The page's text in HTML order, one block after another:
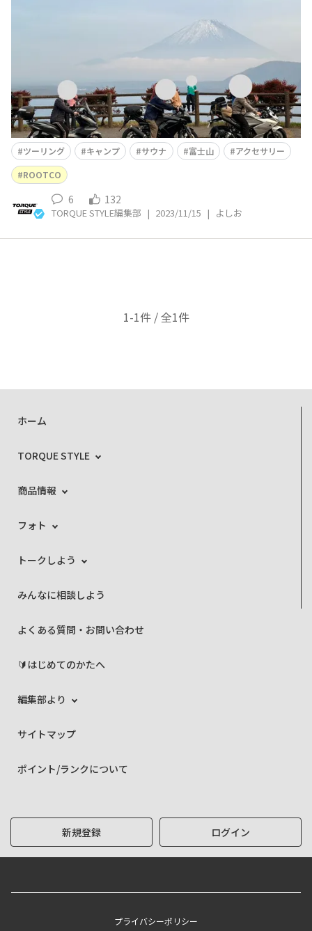
ました！行きは5Gを、帰りはG06をナビとして活用しま
した。やっぱり長距離ツーリングではTORQUEをナビに使
たので、バイクを停めて
ツーリング キャンプ サウナ 富士山
アクセサリー
ROOTCO
6 132
TORQUE STYLE編集部 | 2023/11/15 | よしお
1-1件 / 全1件
ホーム
TORQUE STYLE
商品情報
フォト
トークしよう
みんなに相談しよう
よくある質問・お問い合わせ
🔰はじめてのかたへ
編集部より
サイトマップ
ポイント/ランクについて
新規登録 ログイン
プライバシーポリシー